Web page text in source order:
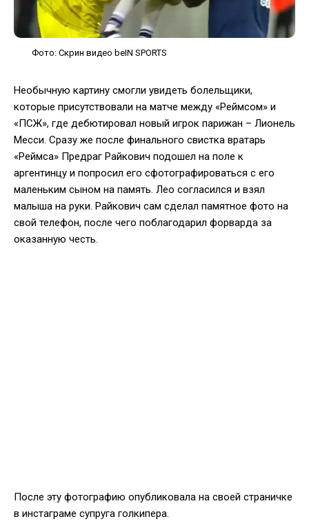
Фото: Скрин видео beIN SPORTS
Необычную картину смогли увидеть болельщики,
которые присутствовали на матче между «Реймсом» и
«ПСЖ», где дебютировал новый игрок парижан – Лионель
Месси. Сразу же после финального свистка вратарь
«Реймса» Предраг Райкович подошел на поле к
аргентинцу и попросил его сфотографироваться с его
маленьким сыном на память. Лео согласился и взял
малыша на руки. Райкович сам сделал памятное фото на
свой телефон, после чего поблагодарил форварда за
оказанную честь.
После эту фотографию опубликовала на своей страничке
в инстаграме супруга голкипера.